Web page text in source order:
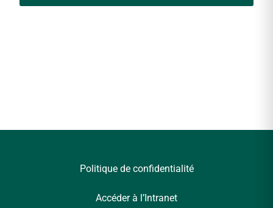
Politique de confidentialité
Accéder à l’Intranet